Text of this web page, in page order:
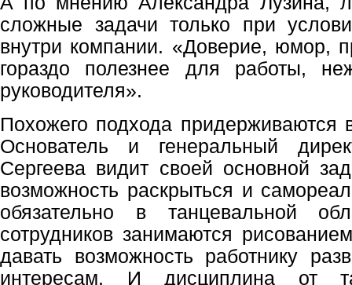
сложные задачи только при
внутри компании. «Доверие, юмор,
гораздо полезнее для работы,
руководителя».
Похожего подхода придерживаются
Основатель и генеральный
Сергеева видит своей основной
возможность раскрыться и
обязательно в танцевальной
сотрудников занимаются
давать возможность работнику
интересам. И дисциплина от